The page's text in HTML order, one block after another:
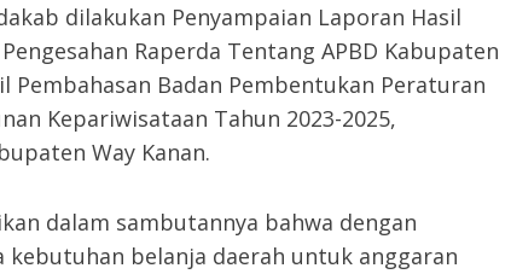
dilakukan Penyampaian Laporan Hasil
Raperda Tentang APBD Kabupaten
Pembahasan Badan Pembentukan Peraturan
Kepariwisataan Tahun 2023-2025,
Way Kanan.
dalam sambutannya bahwa dengan
kebutuhan belanja daerah untuk anggaran